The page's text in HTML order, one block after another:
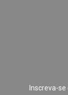
Inscreva-se